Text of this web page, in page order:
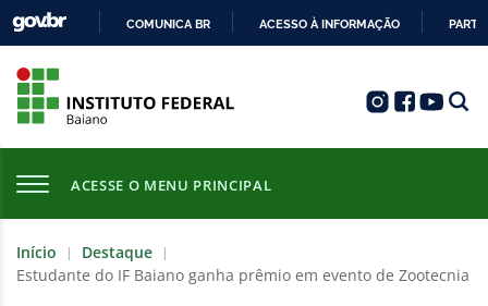
COMUNICA BR ACESSO À INFORMAÇÃO
ACESSE O MENU PRINCIPAL
Início | Destaque |
Estudante do IF Baiano ganha prêmio em evento de Zootecnia